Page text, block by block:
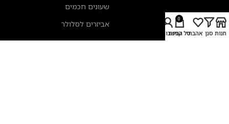
שעונים חכמים
אביזרים לסלולר
חנות סנן אהבתי
0
סל קניות
החשבון שלי